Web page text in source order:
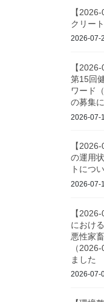
【
クリー
2026-07-
【
第15回
ワード
の募集
2026-07-
【
の運用
トにつ
2026-07-
【
におけ
悪性家
（
ました
2026-07-